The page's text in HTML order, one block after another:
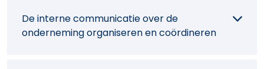
De interne communicatie over de
onderneming organiseren en coördineren